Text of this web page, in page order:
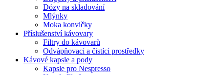
Dózy na skladování
Mlýnky
Moka konvičky
Příslušenství kávovary
Filtry do kávovarů
Odvápňovací a čistící prostředky
Kávové kapsle a pody
Kapsle pro Nespresso